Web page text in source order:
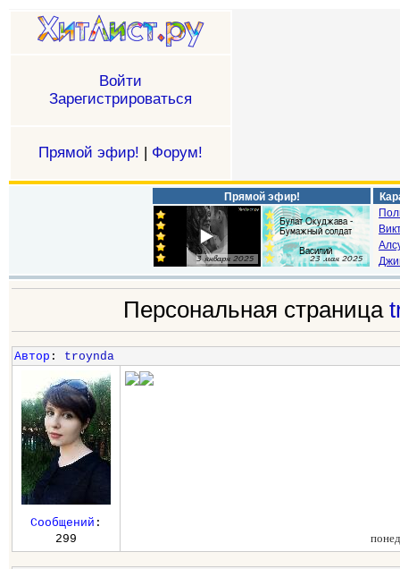
Войти
Зарегистрироваться
Прямой эфир! | Форум!
Прямой эфир!
Персональная страница
Автор : troynda
Сообщений :
299